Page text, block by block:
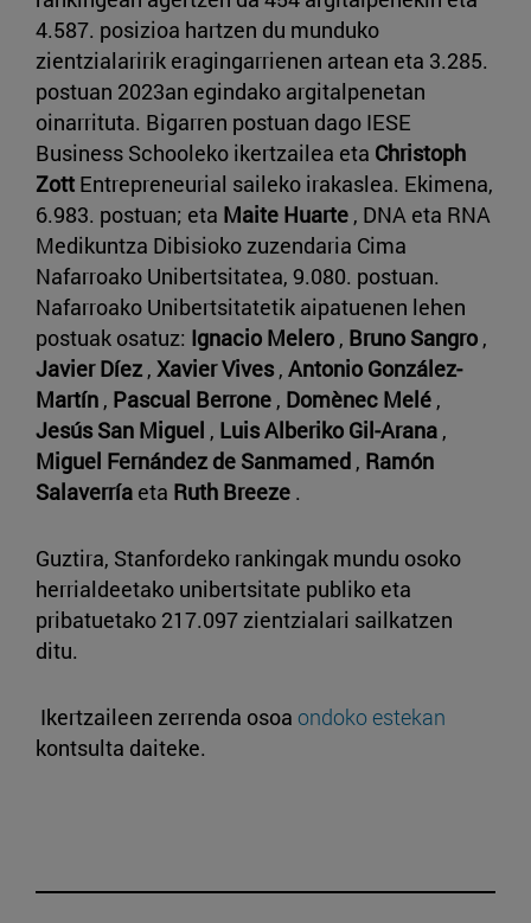
4.587. posizioa hartzen du munduko
zientzialaririk eragingarrienen artean eta 3.285.
postuan 2023an egindako argitalpenetan
oinarrituta. Bigarren postuan dago IESE
Business Schooleko ikertzailea eta Christoph
Zott Entrepreneurial saileko irakaslea. Ekimena,
6.983. postuan; eta Maite Huarte , DNA eta RNA
Medikuntza Dibisioko zuzendaria Cima
Nafarroako Unibertsitatea, 9.080. postuan.
Nafarroako Unibertsitatetik aipatuenen lehen
postuak osatuz: Ignacio Melero , Bruno Sangro ,
Javier Díez , Xavier Vives, Antonio González-
Martín , Pascual Berrone , Domènec Melé ,
Jesús San Miguel , Luis Alberiko Gil-Arana ,
Miguel Fernández de Sanmamed , Ramón
Salaverría eta Ruth Breeze .
Guztira, Stanfordeko rankingak mundu osoko
herrialdeetako unibertsitate publiko eta
pribatuetako 217.097 zientzialari sailkatzen
ditu.
Ikertzaileen zerrenda osoa ondoko estekan
kontsulta daiteke.